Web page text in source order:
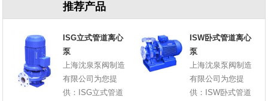
推荐产品
ISG立式管道离心
泵
上海沈泉泵阀制造
有限公司为您提
供：ISG立式管道
ISW卧式管道离心
泵
上海沈泉泵阀制造
有限公司为您提
供：ISW卧式管道